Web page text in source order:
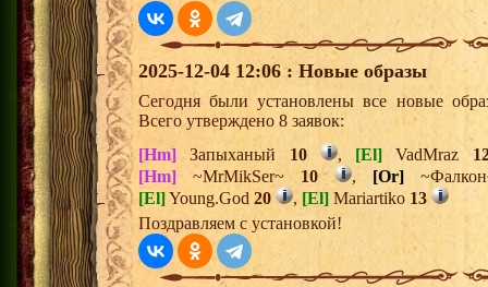
2025-12-04 12:06 : Новые образы
Сегодня были установлены все новые
Всего утверждено 8 заявок:
[Hm] Запыханый 10 , [El] VadMraz
[Hm] ~MrMikSer~ 10 , [Or]
[El]Young.God 20 , [El] Mariartiko 13
Поздравляем с установкой!